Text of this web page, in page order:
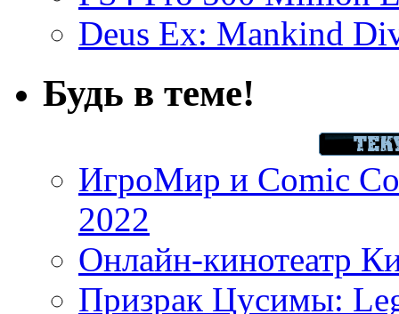
Deus Ex: Mankind
Будь в теме!
ИгроМир и Comic
2022
Онлайн-кинотеатр
Призрак Цусимы: